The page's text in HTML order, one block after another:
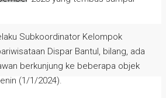
Subkoordinator Kelompok
Dispar Bantul, bilang, ada
berkunjung ke beberapa objek
(1/1/2024).